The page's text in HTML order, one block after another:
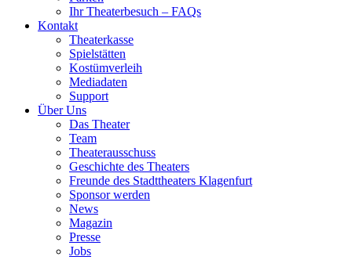
Ihr Theaterbesuch – FAQs
Kontakt
Theaterkasse
Spielstätten
Kostümverleih
Mediadaten
Support
Über Uns
Das Theater
Team
Theaterausschuss
Geschichte des Theaters
Freunde des Stadttheaters Klagenfurt
Sponsor werden
News
Magazin
Presse
Jobs